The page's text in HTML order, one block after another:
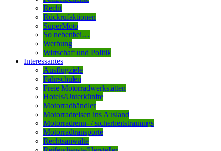
Recht
Rückrufaktionen
SuperMoto
So nebenbei…
Werbung
Wirtschaft und Politik
Interessantes
Ausflugziele
Fahrschulen
Freie Motorradwerkstätten
Hotels/Unterkünfte
Motorradhändler
Motorradreisen ins Ausland
Motorradrenn- / sicherheitstrainings
Motorradtransporte
Rechtsanwälte